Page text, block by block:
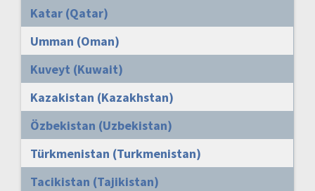
Katar (Qatar)
Umman (Oman)
Kuveyt (Kuwait)
Kazakistan (Kazakhstan)
Özbekistan (Uzbekistan)
Türkmenistan (Turkmenistan)
Tacikistan (Tajikistan)